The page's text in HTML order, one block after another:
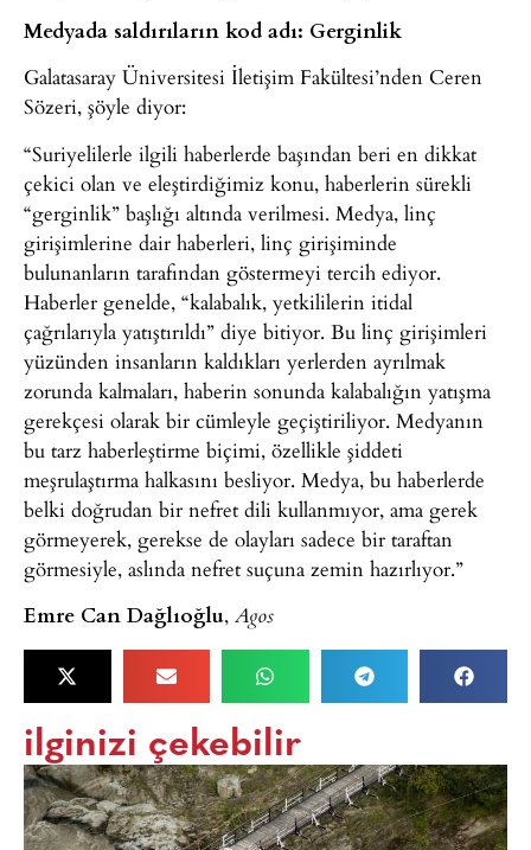
Medyada saldırıların kod adı: Gerginlik
Galatasaray Üniversitesi İletişim Fakültesi’nden Ceren
Sözeri, şöyle diyor:
“Suriyelilerle ilgili haberlerde başından beri en dikkat
çekici olan ve eleştirdiğimiz konu, haberlerin sürekli
“gerginlik” başlığı altında verilmesi. Medya, linç
girişimlerine dair haberleri, linç girişiminde
bulunanların tarafından göstermeyi tercih ediyor.
Haberler genelde, “kalabalık, yetkililerin itidal
çağrılarıyla yatıştırıldı” diye bitiyor. Bu linç girişimleri
yüzünden insanların kaldıkları yerlerden ayrılmak
zorunda kalmaları, haberin sonunda kalabalığın yatışma
gerekçesi olarak bir cümleyle geçiştiriliyor. Medyanın
bu tarz haberleştirme biçimi, özellikle şiddeti
meşrulaştırma halkasını besliyor. Medya, bu haberlerde
belki doğrudan bir nefret dili kullanmıyor, ama gerek
görmeyerek, gerekse de olayları sadece bir taraftan
görmesiyle, aslında nefret suçuna zemin hazırlıyor.”
Emre Can Dağlıoğlu, Agos
ilginizi çekebilir